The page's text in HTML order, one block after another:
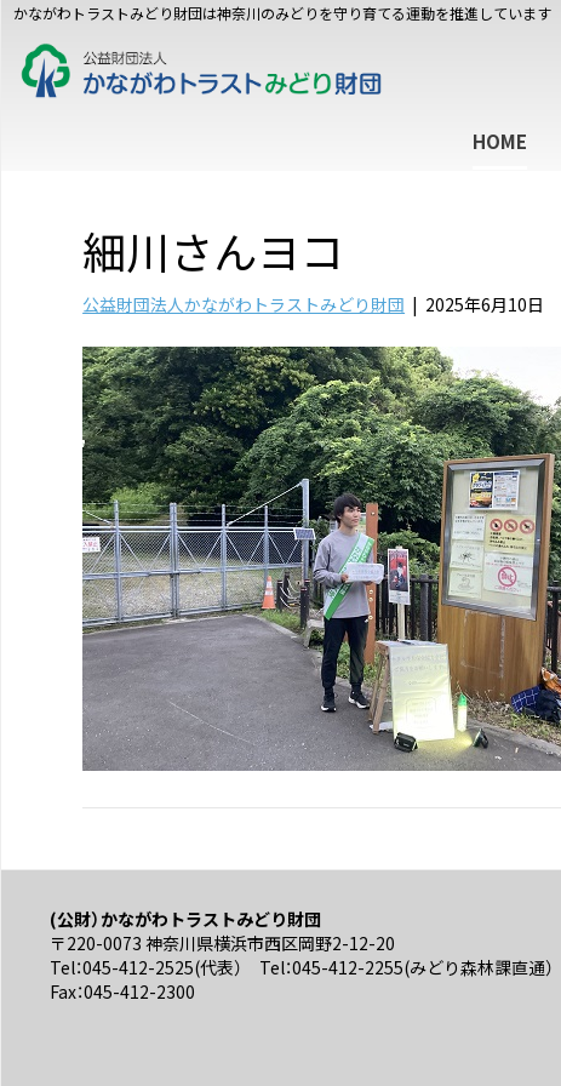
かながわトラストみどり財団は神奈川のみどりを守り育てる運動を推進しています
HOME
細川さんヨコ
公益財団法人かながわトラストみどり財団 | 2025年6月10日
(公財）かながわトラストみどり財団
〒220-0073 神奈川県横浜市西区岡野2-12-20
Tel：045-412-2525(代表） Tel：045-412-2255(みどり森林課直通）
Fax：045-412-2300